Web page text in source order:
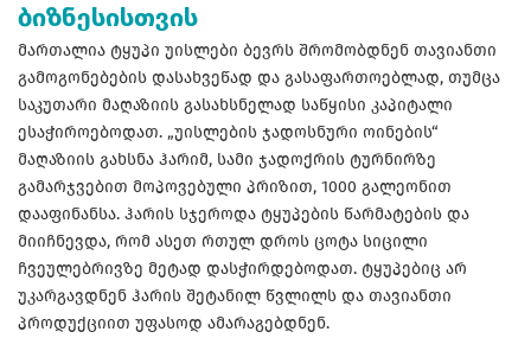
ბიზნესისთვის
მართალია ტყუპი უისლები ბევრს შრომობდნენ თავიანთი
გამოგონებების დასახვეწად და გასაფართოებლად, თუმცა
საკუთარი მაღაზიის გასახსნელად საწყისი კაპიტალი
ესაჭიროებოდათ. „უისლების ჯადოსნური ოინების“
მაღაზიის გახსნა ჰარიმ, სამი ჯადოქრის ტურნირზე
გამარჯვებით მოპოვებული პრიზით, 1000 გალეონით
დააფინანსა. ჰარის სჯეროდა ტყუპების წარმატების და
მიიჩნევდა, რომ ასეთ რთულ დროს ცოტა სიცილი
ჩვეულებრივზე მეტად დასჭირდებოდათ. ტყუპებიც არ
უკარგავდნენ ჰარის შეტანილ წვლილს და თავიანთი
პროდუქციით უფასოდ ამარაგებდნენ.